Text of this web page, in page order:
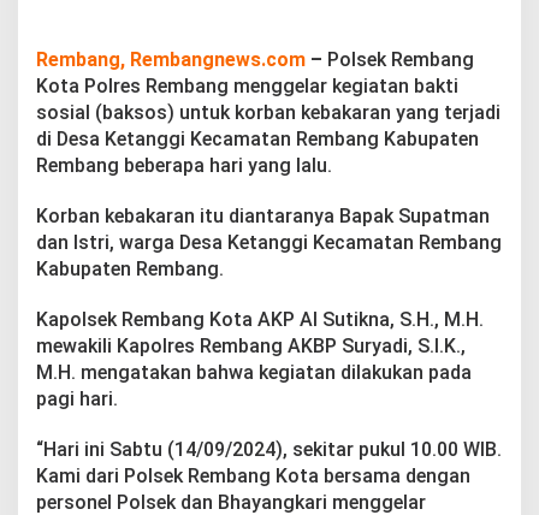
o
b
a
n
K
b
a
k
a
Rembang, Rembangnews.com – Polsek Rembang
Kota Polres Rembang menggelar kegiatan bakti
sosial (baksos) untuk korban kebakaran yang terjadi
di Desa Ketanggi Kecamatan Rembang Kabupaten
Rembang beberapa hari yang lalu.
Korban kebakaran itu diantaranya Bapak Supatman
dan Istri, warga Desa Ketanggi Kecamatan Rembang
Kabupaten Rembang.
Kapolsek Rembang Kota AKP Al Sutikna, S.H., M.H.
mewakili Kapolres Rembang AKBP Suryadi, S.I.K.,
M.H. mengatakan bahwa kegiatan dilakukan pada
pagi hari.
“Hari ini Sabtu (14/09/2024), sekitar pukul 10.00 WIB.
Kami dari Polsek Rembang Kota bersama dengan
personel Polsek dan Bhayangkari menggelar